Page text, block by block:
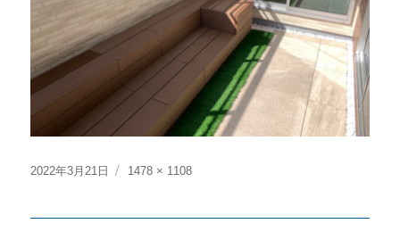
投
2022年3月21日
フ
1478 × 1108